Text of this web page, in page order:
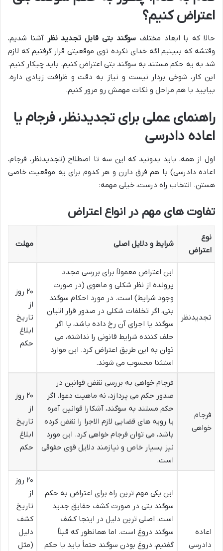
اعتراض کنیم؟
حالا که با ابعاد مختلفسوگند بتی قابل تجدید نظر آشنا شدیم،
وقتشه که ببینیم اگه خدای نکرده توی موقعیتی قرار گرفتیم که لازم
شد به یه حکم مستند به سوگند بتی اعتراض کنیم، باید چیکار کنیم.
این کار، شوخی بردار نیست و نیاز به دقت و ظرافت زیادی داره.
بیایید با هم مراحل و نکات مهمش رو مرور کنیم.
راهنمای عملی برای تجدیدنظر، فرجام یا
اعاده دادرسی
اول از همه، باید بدونید که این سه تا اصطلاح (تجدیدنظر، فرجام،
اعاده دادرسی) با هم فرق دارن و هر کدوم برای یه موقعیت خاصی
هستن. انتخاب راه درست، خیلی مهمه:
تفاوت های مهم در انواع اعتراض
نوع
اعتراض
شرایط و دلایل اصلی مهلت
تجدیدنظر
این اعتراض معمولاً برای بررسی مجدد
پرونده از نظر شکلی و ماهوی (در صورت
وجود شرایط) است. در مورد احکام سوگند
بتی، اگر تخلفات شکلی در صدور قرار اتیان
سوگند یا اجرای آن رخ داده باشد، یا اگر
حلف کننده شرایط قانونی را نداشته، می
توان به این طریق اعتراض کرد. این موارد
استثنا محسوب می شوند.
۲۰ روز
از
تاریخ
ابلاغ
حکم
فرجام
خواهی
فرجام خواهی به بررسی نقض قوانین در
صدور حکم می پردازد، نه ماهیت دعوا. اگر
حکم مستند به سوگند، آشکارا قوانین آمره
یا رویه های قضایی لازم الاجرا را نقض کرده
باشد، می توان فرجام خواهی کرد. این مورد
نیز بسیار خاص و نیازمند دلایل قوی حقوقی
است.
۲۰ روز
از
تاریخ
ابلاغ
حکم
اعاده
دادرسی
این یکی مهم ترین راه برای اعتراض به حکم
سوگند بتی در صورت کشف حقایق جدید
است. اصلی ترین دلیل در اینجا کشف
سوگند دروغ است. اما همانطور که قبلاً
گفتیم، دروغ بودن سوگند حتماً باید با حکم
۲۰ روز
از
تاریخ
کشف
دلیل
(مثل